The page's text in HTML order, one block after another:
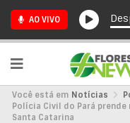
AO VIVO
Você está em Notícias
Polícia Civil do Pará
Santa Catarina